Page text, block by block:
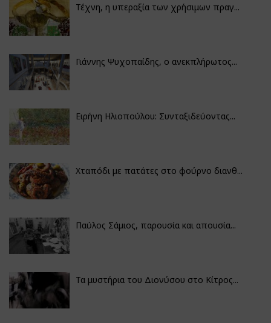
Τέχνη, η υπεραξία των χρήσιμων πραγ...
Γιάννης Ψυχοπαίδης, ο ανεκπλήρωτος...
Ειρήνη Ηλιοπούλου: Συνταξιδεύοντας...
Χταπόδι με πατάτες στο φούρνο διανθ...
Παύλος Σάμιος, παρουσία και απουσία...
Τα μυστήρια του Διονύσου στο Κίτρος...